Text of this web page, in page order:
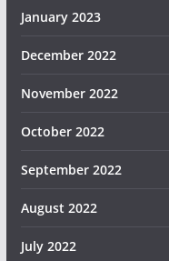
January 2023
December 2022
November 2022
October 2022
September 2022
August 2022
July 2022